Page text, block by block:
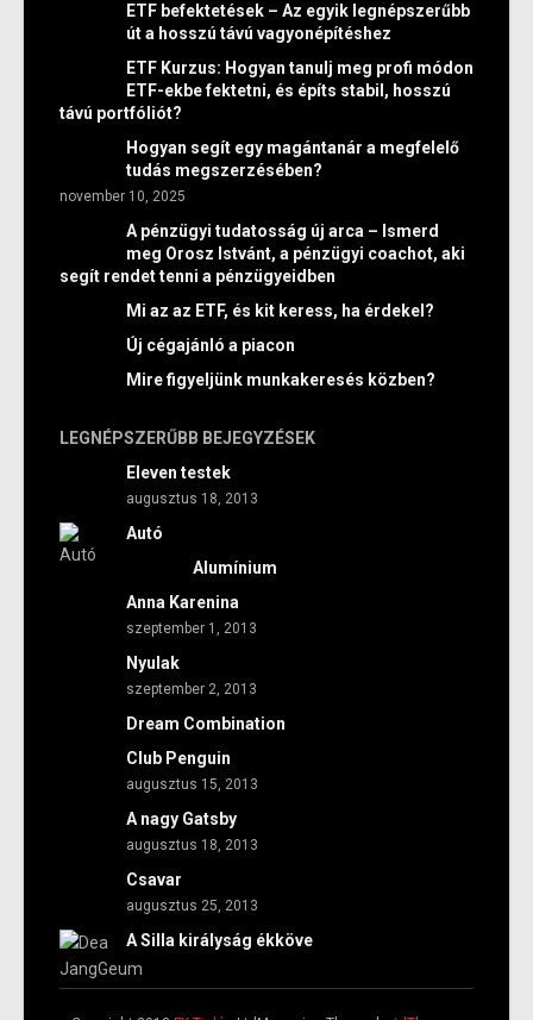
ETF befektetések – Az egyik legnépszerűbb
út a hosszú távú vagyonépítéshez
ETF Kurzus: Hogyan tanulj meg profi módon
ETF-ekbe fektetni, és építs stabil, hosszú
távú portfóliót?
Hogyan segít egy magántanár a megfelelő
tudás megszerzésében?
november 10, 2025
A pénzügyi tudatosság új arca – Ismerd
meg Orosz Istvánt, a pénzügyi coachot, aki
segít rendet tenni a pénzügyeidben
Mi az az ETF, és kit keress, ha érdekel?
Új cégajánló a piacon
Mire figyeljünk munkakeresés közben?
LEGNÉPSZERŰBB BEJEGYZÉSEK
Eleven testek
augusztus 18, 2013
Autó
Alumínium
Anna Karenina
szeptember 1, 2013
Nyulak
szeptember 2, 2013
Dream Combination
Club Penguin
augusztus 15, 2013
A nagy Gatsby
augusztus 18, 2013
Csavar
augusztus 25, 2013
A Silla királyság ékköve